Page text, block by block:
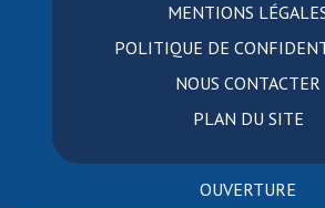
MENTIONS
POLITIQUE DE
NOUS CONTACTER
PLAN DU SITE
OUVERTURE